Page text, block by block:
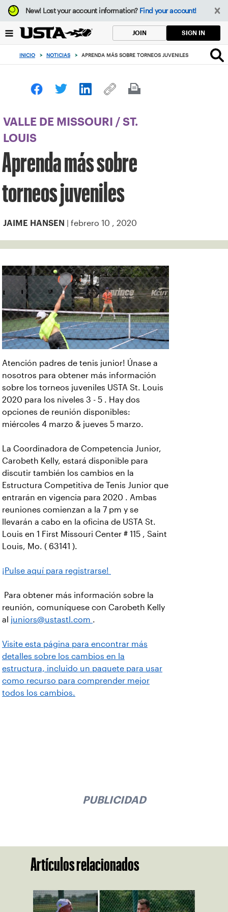
Enfoque
desde
botón
volver
principio
New!Lost your account information? Find your account!
JOIN SIGN IN
INICIO > NOTICIAS > APRENDA MÁS SOBRE TORNEOS JUVENILES
VALLE DE MISSOURI / ST.
LOUIS
Aprenda más sobre
torneos juveniles
JAIME HANSEN | febrero 10 , 2020
Atención padres de tenis junior! Únase a
nosotros para obtener más información
sobre los torneos juveniles USTA St. Louis
2020 para los niveles 3 - 5 . Hay dos
opciones de reunión disponibles:
miércoles 4 marzo & jueves 5 marzo.
La Coordinadora de Competencia Junior,
Carobeth Kelly, estará disponible para
discutir también los cambios en la
Estructura Competitiva de Tenis Junior que
entrarán en vigencia para 2020 . Ambas
reuniones comienzan a la 7 pm y se
llevarán a cabo en la oficina de USTA St.
Louis en 1 First Missouri Center # 115 , Saint
Louis, Mo. ( 63141 ).
¡Pulse aquí para registrarse!
Para obtener más información sobre la
reunión, comuníquese con Carobeth Kelly
al juniors@ustastl.com .
Visite esta página para encontrar más
detalles sobre los cambios en la
estructura, incluido un paquete para usar
como recurso para comprender mejor
todos los cambios.
PUBLICIDAD
Artículos relacionados